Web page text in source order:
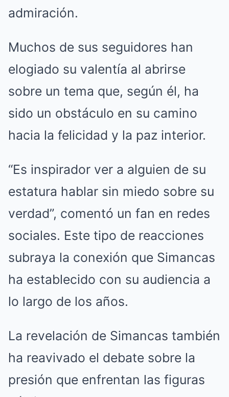
admiración.
Muchos de sus seguidores han
elogiado su valentía al abrirse
sobre un tema que, según él, ha
sido un obstáculo en su camino
hacia la felicidad y la paz interior.
“Es inspirador ver a alguien de su
estatura hablar sin miedo sobre su
verdad”, comentó un fan en redes
sociales. Este tipo de reacciones
subraya la conexión que Simancas
ha establecido con su audiencia a
lo largo de los años.
La revelación de Simancas también
ha reavivado el debate sobre la
presión que enfrentan las figuras